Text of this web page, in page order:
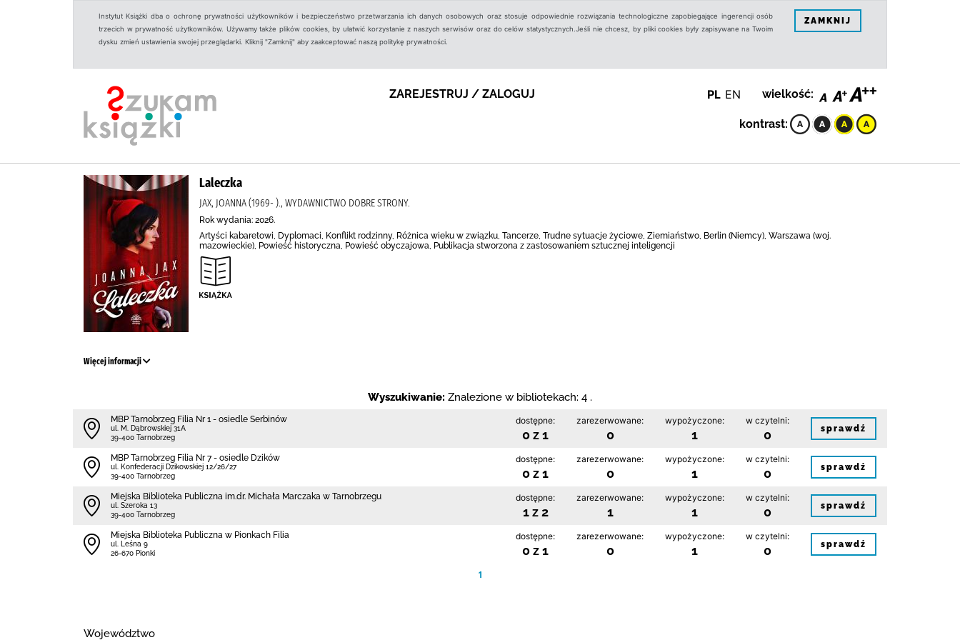
Instytut Książki dba o ochronę prywatności użytkowników i bezpieczeństwo przetwarzania ich danych osobowych oraz stosuje odpowiednie rozwiązania technologiczne zapobiegające ingerencji osób
trzecich w prywatność użytkowników. Używamy także plików cookies, by ułatwić korzystanie z naszych serwisów oraz do celów statystycznych.Jeśli nie chcesz, by pliki cookies były zapisywane na Twoim
dysku zmień ustawienia swojej przeglądarki. Kliknij "Zamknij" aby zaakceptować naszą politykę prywatności.
ZAMKNIJ
ZAREJESTRUJ / ZALOGUJ PL EN wielkość:
kontrast:
Laleczka
JAX, JOANNA (1969- )., WYDAWNICTWO DOBRE STRONY.
Rok wydania: 2026.
Artyści kabaretowi, Dyplomaci, Konflikt rodzinny, Różnica wieku w związku, Tancerze, Trudne sytuacje życiowe, Ziemiaństwo, Berlin (Niemcy), Warszawa (woj.
mazowieckie), Powieść historyczna, Powieść obyczajowa, Publikacja stworzona z zastosowaniem sztucznej inteligencji
Więcej informacji
Wyszukiwanie: Znalezione w bibliotekach: 4 .
MBP Tarnobrzeg Filia Nr 1 - osiedle Serbinów
ul. M. Dąbrowskiej 31A
39-400 Tarnobrzeg
dostępne:
0 z 1
zarezerwowane:
0
wypożyczone:
1
w czytelni:
0 sprawdź
MBP Tarnobrzeg Filia Nr 7 - osiedle Dzików
ul. Konfederacji Dzikowskiej 12/26/27
39-400 Tarnobrzeg
dostępne:
0 z 1
zarezerwowane:
0
wypożyczone:
1
w czytelni:
0 sprawdź
Miejska Biblioteka Publiczna im.dr. Michała Marczaka w Tarnobrzegu
ul. Szeroka 13
39-400 Tarnobrzeg
dostępne:
1 z 2
zarezerwowane:
1
wypożyczone:
1
w czytelni:
0 sprawdź
Miejska Biblioteka Publiczna w Pionkach Filia
ul. Leśna 9
26-670 Pionki
dostępne:
0 z 1
zarezerwowane:
0
wypożyczone:
1
w czytelni:
0 sprawdź
1
Województwo